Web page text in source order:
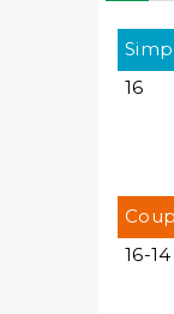
16
16-14